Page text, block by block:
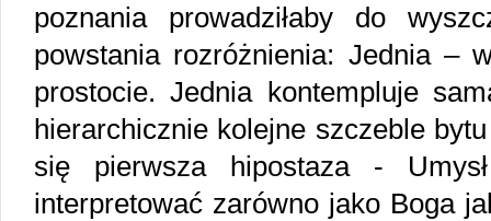
poznania prowadziłaby do
powstania rozróżnienia: Jednia –
prostocie. Jednia kontempluje
hierarchicznie kolejne szczeble
się pierwsza hipostaza -
interpretować zarówno jako Boga